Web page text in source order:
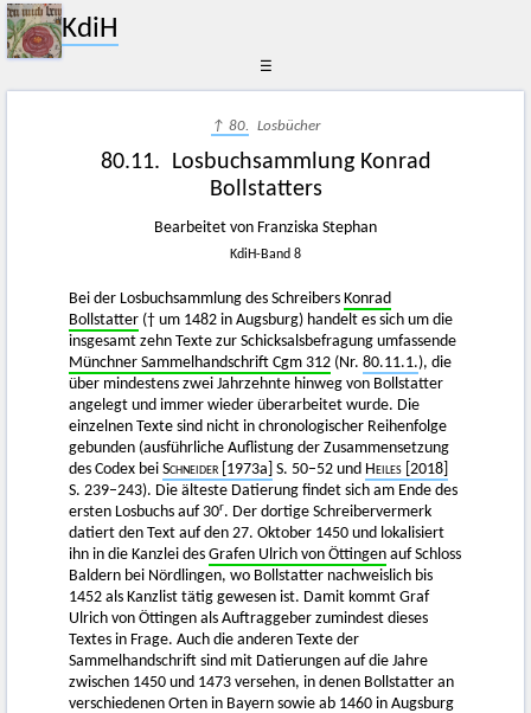
KdiH
☰
↑ 80. Losbücher
80.11. Losbuchsammlung Konrad
Bollstatters
Bearbeitet von Franziska Stephan
KdiH-Band 8
Bei der Losbuchsammlung des Schreibers Konrad
Bollstatter († um 1482 in Augsburg) handelt es sich um die
insgesamt zehn Texte zur Schicksalsbefragung umfassende
Münchner Sammelhandschrift Cgm 312 (Nr. 80.11.1.), die
über mindestens zwei Jahrzehnte hinweg von Bollstatter
angelegt und immer wieder überarbeitet wurde. Die
einzelnen Texte sind nicht in chronologischer Reihenfolge
gebunden (ausführliche Auflistung der Zusammensetzung
des Codex bei Schneider [1973a] S. 50–52 und Heiles [2018]
S. 239–243). Die älteste Datierung findet sich am Ende des
ersten Losbuchs auf 30r. Der dortige Schreibervermerk
datiert den Text auf den 27. Oktober 1450 und lokalisiert
ihn in die Kanzlei des Grafen Ulrich von Öttingen auf Schloss
Baldern bei Nördlingen, wo Bollstatter nachweislich bis
1452 als Kanzlist tätig gewesen ist. Damit kommt Graf
Ulrich von Öttingen als Auftraggeber zumindest dieses
Textes in Frage. Auch die anderen Texte der
Sammelhandschrift sind mit Datierungen auf die Jahre
zwischen 1450 und 1473 versehen, in denen Bollstatter an
verschiedenen Orten in Bayern sowie ab 1460 in Augsburg